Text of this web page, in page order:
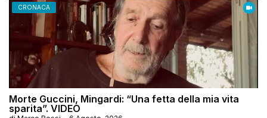
CRONACA
Morte Guccini, Mingardi: “Una fetta della mia vita
sparita”. VIDEO